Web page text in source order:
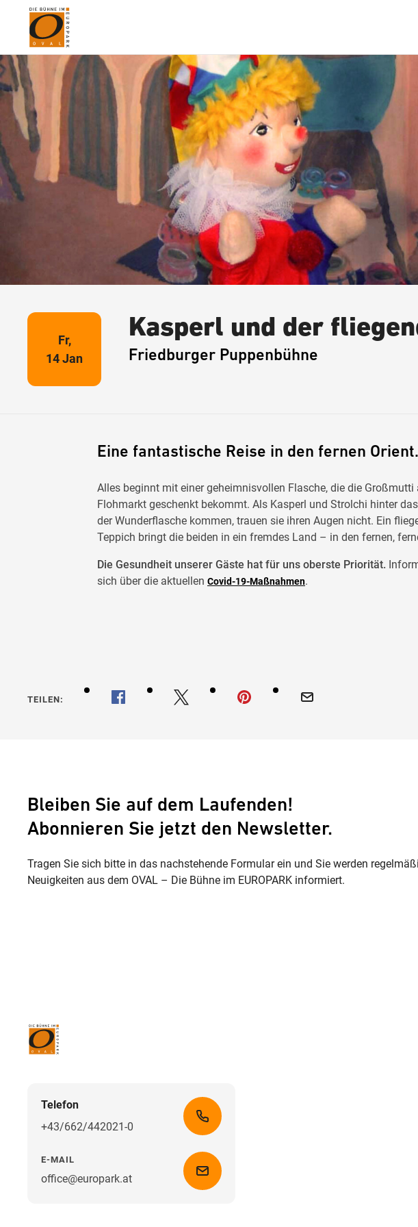
Fr,
14 Jan
Kasperl und der
Friedburger Puppenbühne
Eine fantastische Reise in den fernen Orient.
Alles beginnt mit einer geheimnisvollen Flasche, die die Großmutti
Flohmarkt geschenkt bekommt. Als Kasperl und Strolchi hinter
der Wunderflasche kommen, trauen sie ihren Augen nicht. Ein
Teppich bringt die beiden in ein fremdes Land – in den fernen,
Die Gesundheit unserer Gäste hat für uns oberste Priorität.
sich über die aktuellen Covid-19-Maßnahmen.
TEILEN:
Bleiben Sie auf dem Laufenden!
Abonnieren Sie jetzt den Newsletter.
Tragen Sie sich bitte in das nachstehende Formular ein und Sie werden
Neuigkeiten aus dem OVAL – Die Bühne im EUROPARK informiert.
Telefon
+43/662/442021-0
E-MAIL
office@europark.at